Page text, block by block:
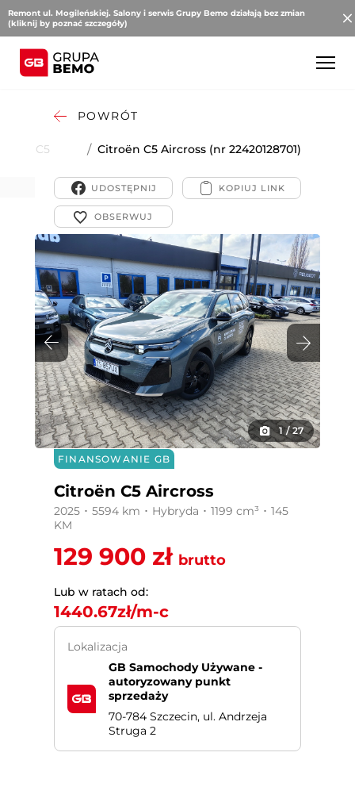
Remont ul. Mogileńskiej. Salony i serwis Grupy Bemo działają bez zmian
(kliknij by poznać szczegóły)
POWRÓT
C5
/ Citroën C5 Aircross (nr 22420128701)
1 / 27
UDOSTĘPNIJ
FINANSOWANIE GB
Citroën C5 Aircross
2025 ･ 5594 km ･ Hybryda ･ 1199 cm³ ･ 145
KM
129 900 zł brutto
Lub w ratach od:
1440.67zł/m-c
Lokalizacja
GB Samochody Używane -
autoryzowany punkt
sprzedaży
70-784 Szczecin, ul. Andrzeja
Struga 2